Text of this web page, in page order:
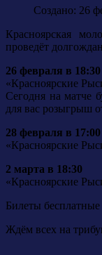
Создано: 26
Красноярская
проведёт
26 февраля в 18:30
«Красноярские
Сегодня на матче
для вас розыгрыш
28 февраля в 17:00
«Красноярские
2 марта в 18:30
«Красноярские
Билеты бесплатные
Ждём всех на